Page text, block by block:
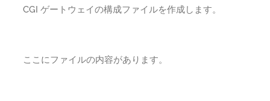
CGI ゲートウェイの構成ファイルを作成します。
ここにファイルの内容があります。